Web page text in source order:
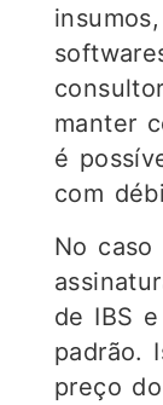
manter
é
com
No caso
de IBS
padrão.
preço